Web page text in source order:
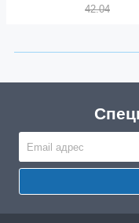
42.04